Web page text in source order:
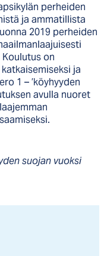
perheiden
ja ammatillista
2019 perheiden
on
ja
1 – ’köyhyyden
avulla nuoret
suojan vuoksi